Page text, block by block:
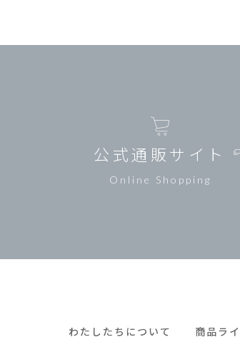
公式通販サイト
Online Shopping
わたしたちについて 商品ラ